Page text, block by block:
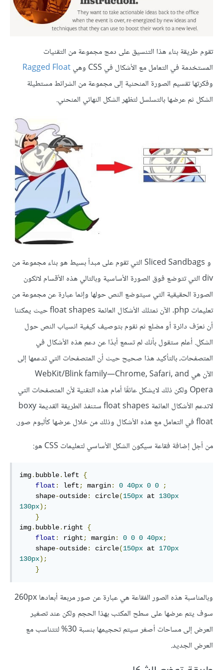
تقوم طريقة بناء هذا التنسيق على دمج مجموعة من التقنيات
المستخدمة في التعامل مع الأشكال في CSS وهي
Ragged Float
وفكرتها تقسيم الصورة المنحنية إلى مجموعة من الشرائط مستطيلة
الشكل ثم عرضها بالتسلسل لتظهر الشكل النهائي المنحني.
و Sliced Sandbags التي تقوم على مبدأ بسيط هو بناء مجموعة من
div التي تتوضع فوق الصورة الأساسية وبالتالي هذه الأقسام لاتكون
الصورة الحقيقية التي سيتوضع النص حولها وإنما عبارة عن مجموعة من
تعليمات php. الآن نمتلك الأشكال العائمة float shapes حيث يمكننا
أن نعرّف دائرة أو مضلع ثم نقوم بتوصيف كيفية انسياب النص حول
الشكل. أعلم ستقول بأنك لم تسمع أبدًا عن دعم هذه الأشكال في
المتصفحات، بالتأكيد هذا صحيح حيث أن المتصفحات التي تدعمها إلى
الآن هي WebKit/Blink family—Chrome, Safari, and
Opera ولكن ذلك لايشكل عائقًا أمام هذه التقنية لأن المتصفحات التي
لاتدعم الأشكال العائمة float shapes ستنفذ الطريقة القديمة boxy
float في التعامل مع هذه الأشكال وذلك من خلال عرضها كألبوم صور.
من أجل إضافة فقاعة سيكون الشكل الأساسي لتعليمات CSS هو:
img. bubble. left {
float : left ; margin: 0 40px 0 0
;
    shape
-outside: circle(150px at 130px
130px);
}
img. bubble. right {
float : right ; margin: 0 0 0 40px;
    shape
-outside: circle(150px at 170px
130px);
}
وبالمناسبة هذه الصور الفقاعة هي عبارة عن صور مربعة أبعادها 260px
سوف يتم عرضها على سطح المكتب بهذا الحجم ولكن عند تصغير
العرض إلى مساحات أصغر سيتم تحجيمها بنسبة 30% لتتناسب مع
العرض الجديد.